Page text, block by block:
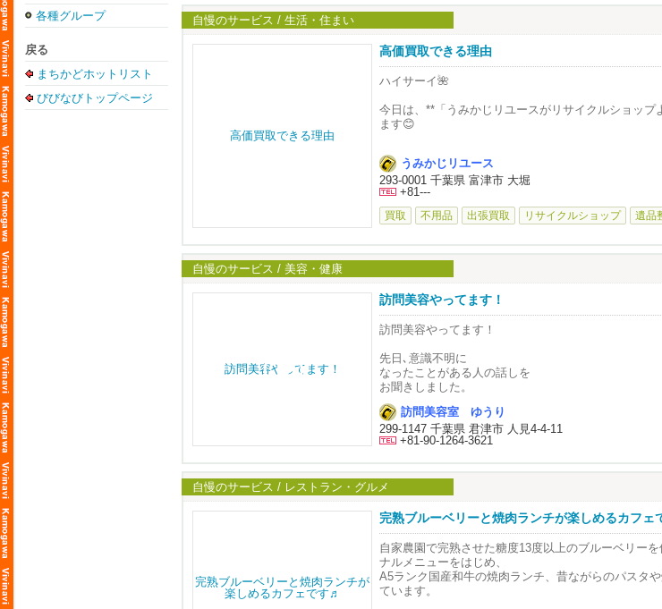
各種グループ
戻る
まちかどホットリスト
びびなびトップページ
アーティファクト ミュージックスクール 木更津ルー
[住所]
千葉県木更津市金田東1-7-11
営業時間：10:00-23:00
▼yahooニュース（CDJournal）
https://news.yahoo.co.jp/articles/
▼Roof Top
https://x.com/rooftop1976/status/
▼CDJournal
https://x.com/CDJournal_staff/status/
ご家族にケアして頂ける状態で
カットしてみて
お一人で対応出来ると思われたなら
次はお一人の時間帯に
呼んでくださいね。
不安なこと
可能な限り
対応させて頂きます。
『全く毛が落ちないのね』
ありますよ☺️
家から自由に出ることが難しい人へ
美容室の丁寧な施術を
届けていきたいと考えております。
ホームページも､チラシも
千葉県君津市を中心に
木更津市､富津市､袖ヶ浦市へと
訪問専門の美容室やってます！
実費を頂いています。
ご夫婦、ご近所、ご姉妹など
お二人揃えば
出張料は、頂きません！
お得に美容技術を
受けませんか？
たまたま同じ日
同じ施設へのご用命で
今日はご夫婦で
呼んで頂きました！！
丁々発止の、お二人の会話は
長いお付き合いだからこその
お仕事させて頂きました(o^^o)
ご家族のカットと一緒に
娘様が、顔剃りでホッコリ)^o^(
というお客様もいらっしゃいます！！
お誘いくださいね(^｡^)
ご夫婦で呼んで頂いていた方が
お一人になってしまい
『一人だと悪いよね』
と､おっしゃるので
『いえいえ､殆どの方は
お一人で呼んで頂いてます！
自慢のサービス / 生活・住まい
高価買取できる理由
ハイサーイ🌺
今日は、**「うみかじリユースがリサイクルショッ
ます😊
「同じ物を売るなら、少しでも高く売りたい！」
そんな皆さんの気持ちに応えられるよう、うみかじリ
ています。
店舗がないことで、家賃や人件費などの固定費を大き
買取価格へ還元しています💪
「リサイクルショップでは思ったより安かった…」
そんなお品物でも、うみかじリユースなら高くお値段
査定はもちろん無料！
まずは写真を送るだけのLINE査定からお気軽にどうぞ
🌴 LINE ID：@umikaji
「これ売れるかな？」というご相談だけでも大歓迎で
ぜひ、うみかじリユースにお任せください！🌺
うみかじリユース
293-0001 千葉県 富津市 大堀
+81---
買取 不用品 出張買取 リサイクルショップ 遺品
自慢のサービス / 美容・健康
訪問美容やってます！
訪問美容やってます！
先日､意識不明に
なったことがある人の話しを
お聞きしました。
話せない､目も開けられない､
体も動かせない。
看護師さんと家族の会話が
目が覚めてからも
『耳だけは聞こえるから
励ましてください｡』
と､意識が遠くなった家族に
話しかけるように
訪問美容室 ゆうり
299-1147 千葉県 君津市 人見4-4-11
+81-90-1264-3621
自慢のサービス / レストラン・グルメ
完熟ブルーベリーと焼肉ランチが楽しめるカフェ
自家農園で完熟させた糖度13度以上のブルーベリー
ナルメニューをはじめ、
A5ランク国産和牛の焼肉ランチ、昔ながらのパスタ
ています。